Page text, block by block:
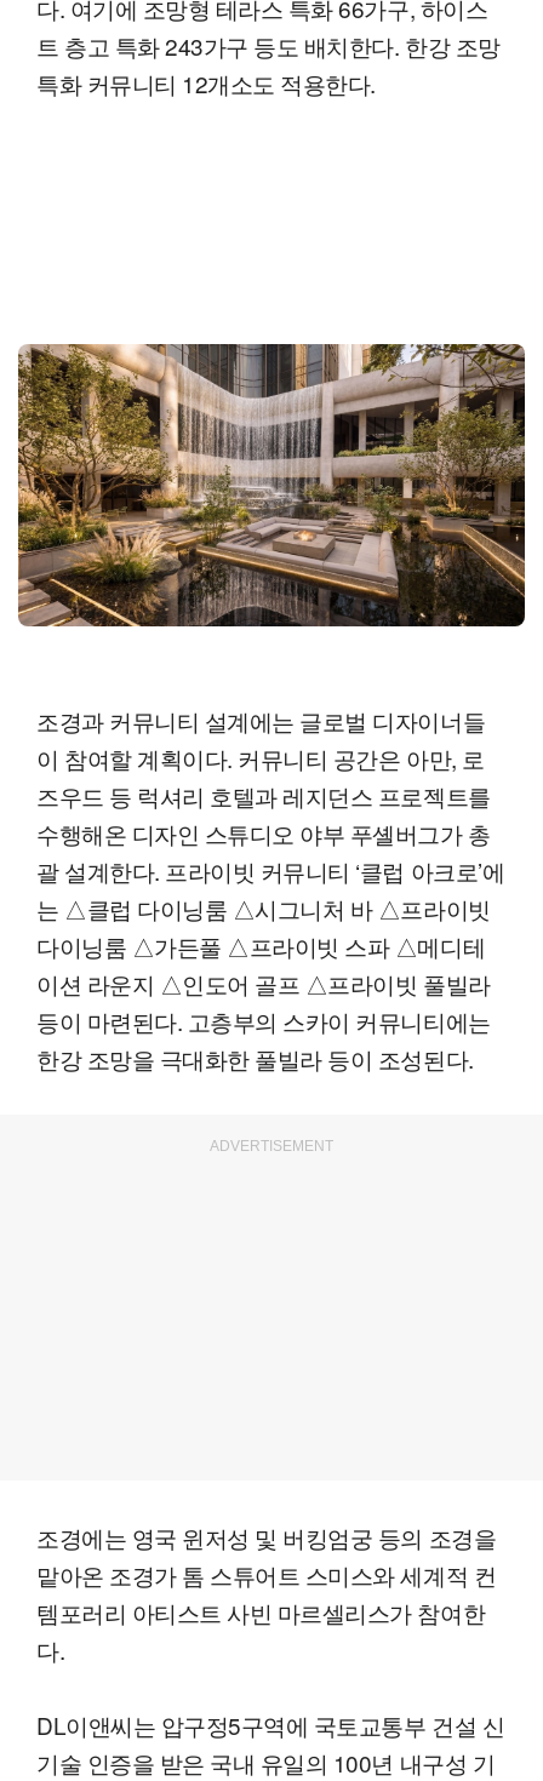
다. 여기에 조망형 테라스 특화 66가구, 하이스
트 층고 특화 243가구 등도 배치한다. 한강 조망
특화 커뮤니티 12개소도 적용한다.
조경과 커뮤니티 설계에는 글로벌 디자이너들
이 참여할 계획이다. 커뮤니티 공간은 아만, 로
즈우드 등 럭셔리 호텔과 레지던스 프로젝트를
수행해온 디자인 스튜디오 야부 푸셸버그가 총
괄 설계한다. 프라이빗 커뮤니티 ‘클럽 아크로’에
는 △클럽 다이닝룸 △시그니처 바 △프라이빗
다이닝룸 △가든풀 △프라이빗 스파 △메디테
이션 라운지 △인도어 골프 △프라이빗 풀빌라
등이 마련된다. 고층부의 스카이 커뮤니티에는
한강 조망을 극대화한 풀빌라 등이 조성된다.
ADVERTISEMENT
조경에는 영국 윈저성 및 버킹엄궁 등의 조경을
맡아온 조경가 톰 스튜어트 스미스와 세계적 컨
템포러리 아티스트 사빈 마르셀리스가 참여한
다.
DL이앤씨는 압구정5구역에 국토교통부 건설 신
기술 인증을 받은 국내 유일의 100년 내구성 기